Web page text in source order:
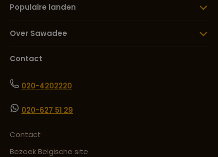
Populaire landen
Over Sawadee
Contact
020-4202220
020-627 51 29
Contact
Bezoek Belgische site